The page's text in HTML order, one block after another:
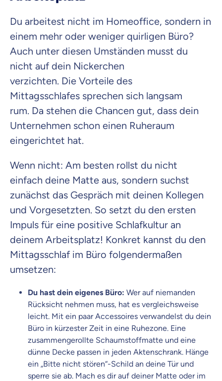
Du arbeitest nicht im Homeoffice, sondern in
einem mehr oder weniger quirligen Büro?
Auch unter diesen Umständen musst du
nicht auf dein Nickerchen
verzichten. Die Vorteile des
Mittagsschlafes sprechen sich langsam
rum. Da stehen die Chancen gut, dass dein
Unternehmen schon einen Ruheraum
eingerichtet hat.
Wenn nicht: Am besten rollst du nicht
einfach deine Matte aus, sondern suchst
zunächst das Gespräch mit deinen Kollegen
und Vorgesetzten. So setzt du den ersten
Impuls für eine positive Schlafkultur an
deinem Arbeitsplatz! Konkret kannst du den
Mittagsschlaf im Büro folgendermaßen
umsetzen:
Du hast dein eigenes Büro: Wer auf niemanden
Rücksicht nehmen muss, hat es vergleichsweise
leicht. Mit ein paar Accessoires verwandelst du dein
Büro in kürzester Zeit in eine Ruhezone. Eine
zusammengerollte Schaumstoffmatte und eine
dünne Decke passen in jeden Aktenschrank. Hänge
ein „Bitte nicht stören“-Schild an deine Tür und
sperre sie ab. Mach es dir auf deiner Matte oder im